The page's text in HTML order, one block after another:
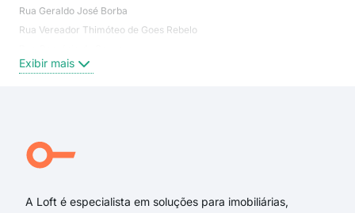
Rua Geraldo José Borba
Rua Vereador Thimóteo de Goes Rebelo
Rua Laudelino Fermino de Novaes
Rua Antonio Vicente dos Passos Filho
Rua Adolfo Cabral Júnior
Exibir mais
A Loft é especialista em soluções para imobiliárias,